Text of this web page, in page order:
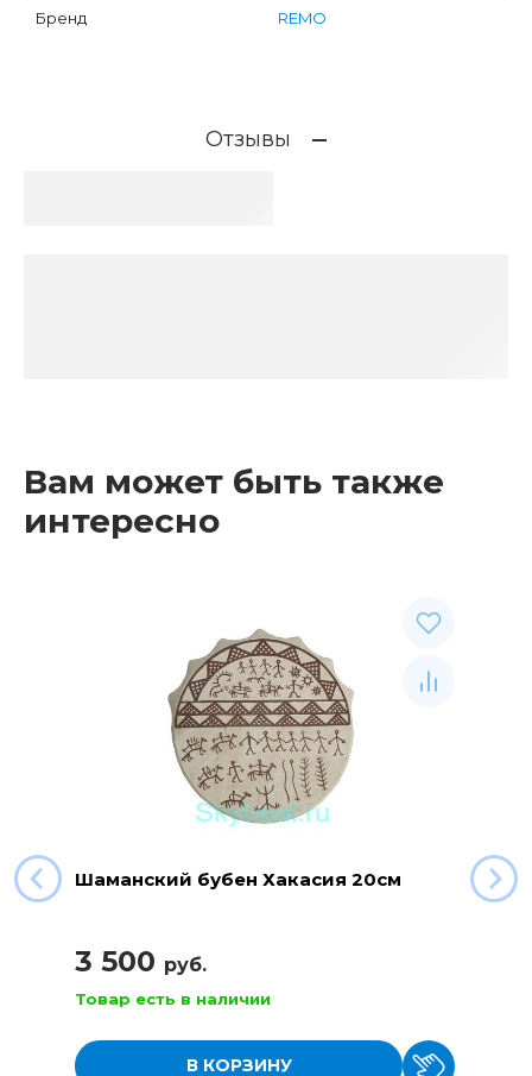
Бренд REMO
Отзывы
Вам может быть также
интересно
Шаманский бубен Хакасия 20см
3 500 руб.
Товар есть в наличии
В КОРЗИНУ